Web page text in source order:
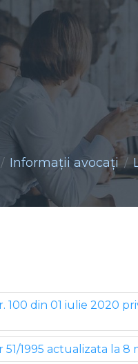
Informaţii avocaţi
100 din 01 iulie 2020
51/1995 actualizata la 8